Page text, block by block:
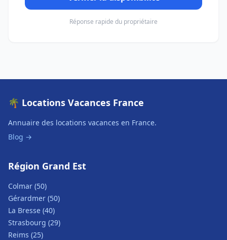
Réponse rapide du propriétaire
🌴 Locations Vacances France
Annuaire des locations vacances en France.
Blog →
Région Grand Est
Colmar (50)
Gérardmer (50)
La Bresse (40)
Strasbourg (29)
Reims (25)